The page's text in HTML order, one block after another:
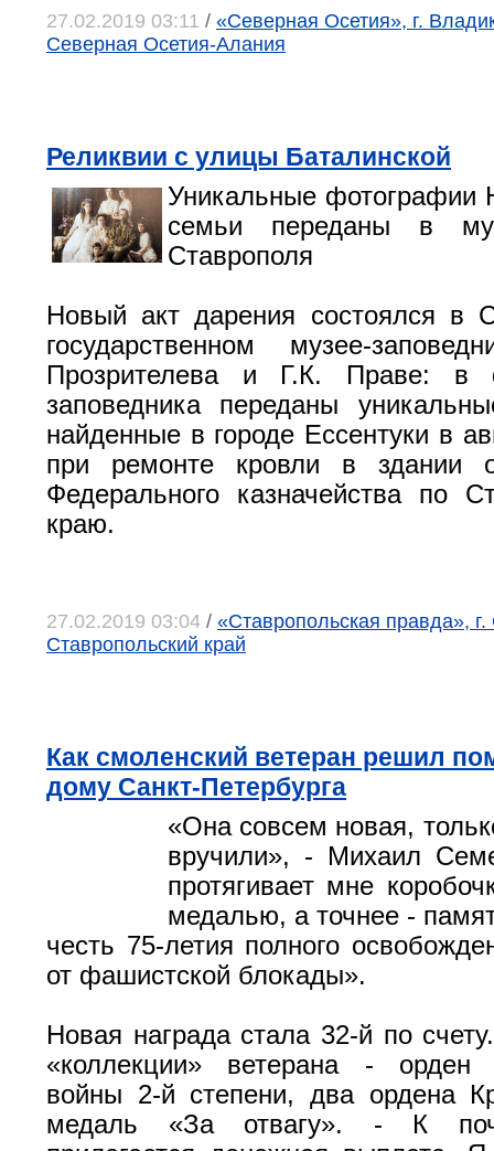
27.02.2019 03:11 / «Северная Осетия», г.
Северная Осетия-Алания
Реликвии с улицы Баталинской
Уникальные фотографии
семьи переданы в
Ставрополя
Новый акт дарения состоялся в
государственном музее-
Прозрителева и Г.К. Праве: в
заповедника переданы
найденные в городе Ессентуки в
при ремонте кровли в
Федерального казначейства по
краю.
27.02.2019 03:04 / «Ставропольская правда»,
Ставропольский край
Как смоленский ветеран решил
дому Санкт-Петербурга
«Она совсем новая,
вручили», - Михаил
протягивает мне
медалью, а точнее -
честь 75-летия полного
от фашистской блокады».
Новая награда стала 32-й по
«коллекции» ветерана - орден
войны 2-й степени, два ордена
медаль «За отвагу». - К